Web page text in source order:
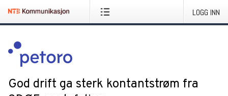
LOGG INN
God drift ga sterk kontantstrøm fra